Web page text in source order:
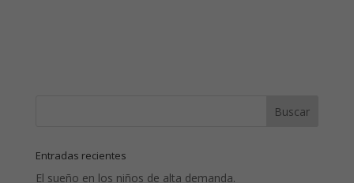
Entradas recientes
El sueño en los niños de alta demanda.